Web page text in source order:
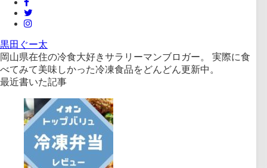
黒田ぐー太
岡山県在住の冷食大好きサラリーマンブロガー。 実際に食
べてみて美味しかった冷凍食品をどんどん更新中。
最近書いた記事